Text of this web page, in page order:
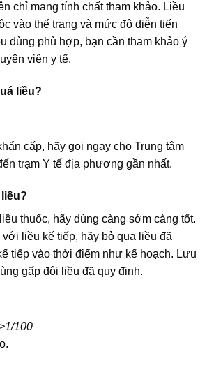
chỉ mang tính chất tham khảo. Liều
vào thể trạng và mức độ diễn tiến
dùng phù hợp, bạn cần tham khảo ý
viên y tế.
liều?
cấp, hãy gọi ngay cho Trung tâm
trạm Y tế địa phương gần nhất.
thuốc, hãy dùng càng sớm càng tốt.
liều kế tiếp, hãy bỏ qua liều đã
tiếp vào thời điểm như kế hoạch. Lưu
gấp đôi liều đã quy định.
100